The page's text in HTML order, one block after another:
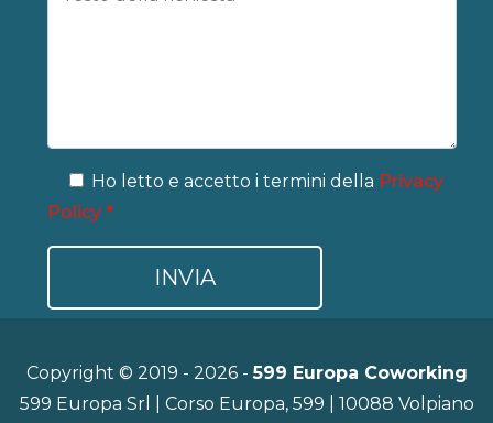
Ho letto e accetto i termini della Privacy
Policy *
Copyright © 2019 - 2026 -599 Europa Coworking
599 Europa Srl | Corso Europa, 599 | 10088 Volpiano